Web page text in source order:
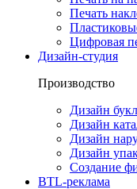
Печать
Цифровая
Дизайн-студия
Производство
Дизайн
Дизайн
Дизайн
Дизайн
Создание
BTL-реклама